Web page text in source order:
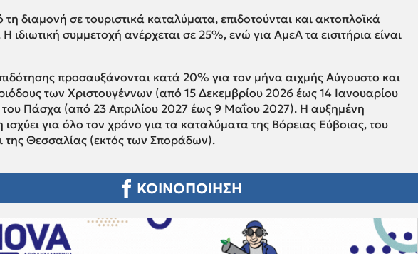
τη διαμονή σε τουριστικά καταλύματα, επιδοτούνται και ακτοπλοϊκά
Η ιδιωτική συμμετοχή ανέρχεται σε 25%, ενώ για ΑμεΑ τα εισιτήρια είναι
προσαυξάνονται κατά 20% για τον μήνα αιχμής Αύγουστο και
των Χριστουγέννων (από 15 Δεκεμβρίου 2026 έως 14 Ιανουαρίου
του Πάσχα (από 23 Απριλίου 2027 έως 9 Μαΐου 2027). Η αυξημένη
ισχύει για όλο τον χρόνο για τα καταλύματα της Βόρειας Εύβοιας, του
της Θεσσαλίας (εκτός των Σποράδων).
ΚΟΙΝΟΠΟΙΗΣΗ